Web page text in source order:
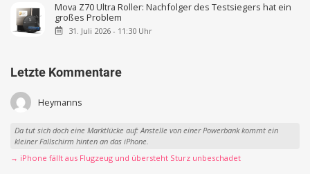
Mova Z70 Ultra Roller: Nachfolger des Testsiegers hat ein
großes Problem
31. Juli 2026 - 11:30 Uhr
Letzte Kommentare
Heymanns
Da tut sich doch eine Marktlücke auf: Anstelle von einer Powerbank kommt ein
kleiner Fallschirm hinten an das iPhone.
→ iPhone fällt aus Flugzeug und übersteht Sturz unbeschadet